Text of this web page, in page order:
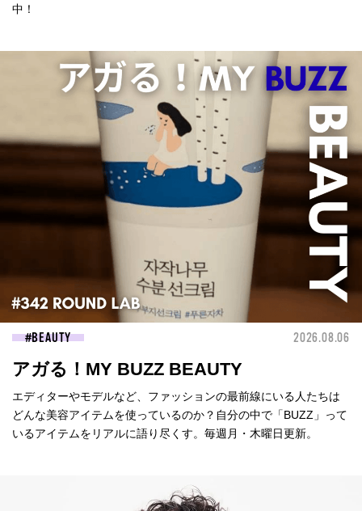
中！
BEAUTY 2026.08.06
アガる！MY BUZZ BEAUTY
エディターやモデルなど、ファッションの最前線にいる人たちは
どんな美容アイテムを使っているのか？自分の中で「BUZZ」って
いるアイテムをリアルに語り尽くす。毎週月・木曜日更新。